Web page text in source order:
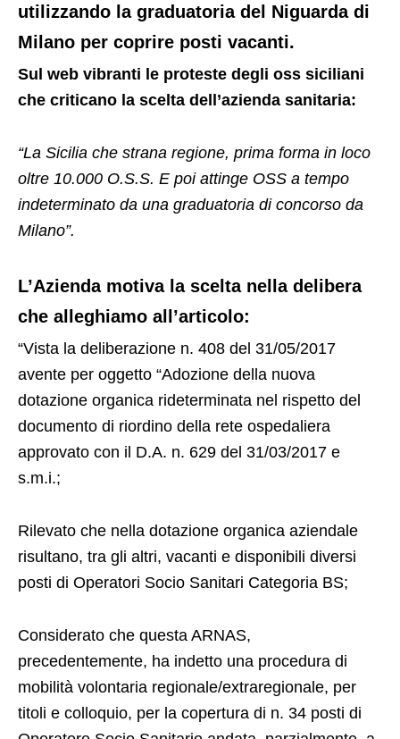
utilizzando la graduatoria del Niguarda di
Milano per coprire posti vacanti.
Sul web vibranti le proteste degli oss siciliani
che criticano la scelta dell’azienda sanitaria:
“La Sicilia che strana regione, prima forma in loco
oltre 10.000 O.S.S. E poi attinge OSS a tempo
indeterminato da una graduatoria di concorso da
Milano”.
L’Azienda motiva la scelta nella delibera
che alleghiamo all’articolo:
“Vista la deliberazione n. 408 del 31/05/2017
avente per oggetto “Adozione della nuova
dotazione organica rideterminata nel rispetto del
documento di riordino della rete ospedaliera
approvato con il D.A. n. 629 del 31/03/2017 e
s.m.i.;
Rilevato che nella dotazione organica aziendale
risultano, tra gli altri, vacanti e disponibili diversi
posti di Operatori Socio Sanitari Categoria BS;
Considerato che questa ARNAS,
precedentemente, ha indetto una procedura di
mobilità volontaria regionale/extraregionale, per
titoli e colloquio, per la copertura di n. 34 posti di